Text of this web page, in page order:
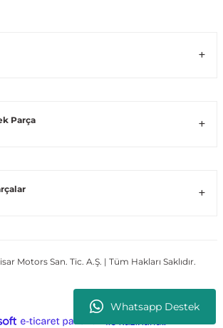
Whatsapp Destek
Parça
Motors San. Tic. A.Ş. | Tüm Hakları Saklıdır.
ideasoft